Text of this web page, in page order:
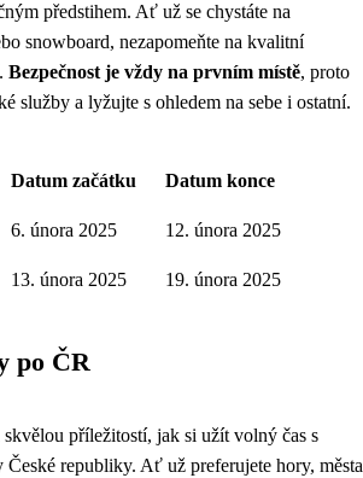
předstihem. Ať už se chystáte na
snowboard, nezapomeňte na kvalitní
Bezpečnost je vždy na prvním místě, proto
služby a lyžujte s ohledem na sebe i ostatní.
Datum začátku Datum konce
6. února 2025 12. února 2025
13. února 2025 19. února 2025
po ČR
příležitostí, jak si užít volný čas s
České republiky. Ať už preferujete hory, města